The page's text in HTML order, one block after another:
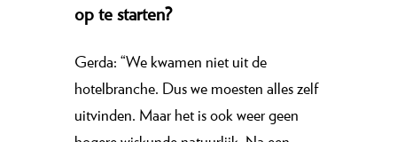
op te starten?
Gerda: “We kwamen niet uit de
hotelbranche. Dus we moesten alles zelf
uitvinden. Maar het is ook weer geen